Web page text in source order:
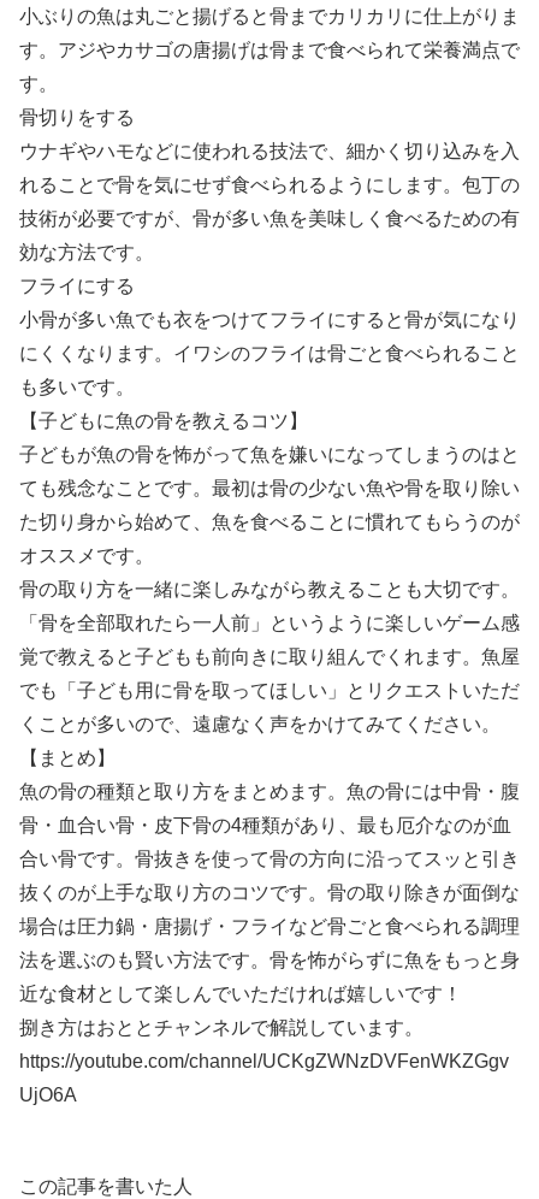
小ぶりの魚は丸ごと揚げると骨までカリカリに仕上がりま
す。アジやカサゴの唐揚げは骨まで食べられて栄養満点で
す。
骨切りをする
ウナギやハモなどに使われる技法で、細かく切り込みを入
れることで骨を気にせず食べられるようにします。包丁の
技術が必要ですが、骨が多い魚を美味しく食べるための有
効な方法です。
フライにする
小骨が多い魚でも衣をつけてフライにすると骨が気になり
にくくなります。イワシのフライは骨ごと食べられること
も多いです。
【子どもに魚の骨を教えるコツ】
子どもが魚の骨を怖がって魚を嫌いになってしまうのはと
ても残念なことです。最初は骨の少ない魚や骨を取り除い
た切り身から始めて、魚を食べることに慣れてもらうのが
オススメです。
骨の取り方を一緒に楽しみながら教えることも大切です。
「骨を全部取れたら一人前」というように楽しいゲーム感
覚で教えると子どもも前向きに取り組んでくれます。魚屋
でも「子ども用に骨を取ってほしい」とリクエストいただ
くことが多いので、遠慮なく声をかけてみてください。
【まとめ】
魚の骨の種類と取り方をまとめます。魚の骨には中骨・腹
骨・血合い骨・皮下骨の4種類があり、最も厄介なのが血
合い骨です。骨抜きを使って骨の方向に沿ってスッと引き
抜くのが上手な取り方のコツです。骨の取り除きが面倒な
場合は圧力鍋・唐揚げ・フライなど骨ごと食べられる調理
法を選ぶのも賢い方法です。骨を怖がらずに魚をもっと身
近な食材として楽しんでいただければ嬉しいです！
捌き方はおととチャンネルで解説しています。
https://youtube.com/channel/UCKgZWNzDVFenWKZGgv
UjO6A
この記事を書いた人